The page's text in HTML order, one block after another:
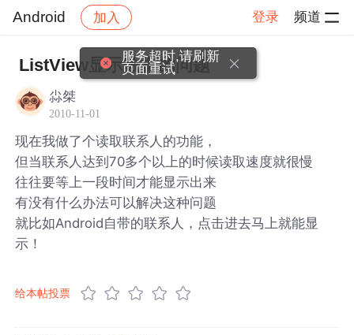
Android 加入 登录 频道
社区 Android 帖子详情
ListView显示数据的问题
尛桀
2010-11-01
现在我做了个读取联系人的功能，
但当联系人达到70多个以上的时候读取速度就很慢
往往要等上一段时间才能显示出来
有没有什么办法可以解决这种问题
就比如Android自带的联系人，点击进去马上就能显
示！
给本帖投票
服务超时,请刷新
页面重试